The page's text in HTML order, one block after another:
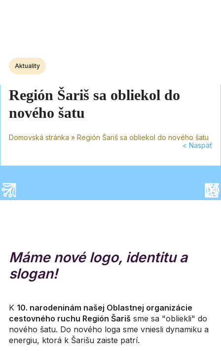
Aktuality
Región Šariš sa obliekol do
nového šatu
Domovská stránka » Región Šariš sa obliekol do nového šatu
< Naspäť
Máme nové logo, identitu a
slogan!
K 10. narodeninám našej Oblastnej organizácie
cestovného ruchu Región Šariš sme sa "obliekli" do
nového šatu. Do nového loga sme vniesli dynamiku a
energiu, ktorá k Šarišu zaiste patrí.